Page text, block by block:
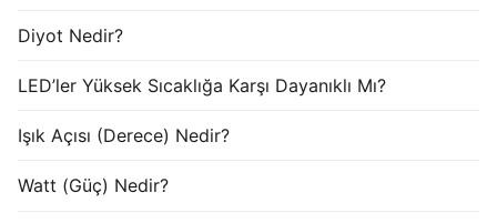
Diyot Nedir?
LED’ler Yüksek Sıcaklığa Karşı Dayanıklı Mı?
Işık Açısı (Derece) Nedir?
Watt (Güç) Nedir?